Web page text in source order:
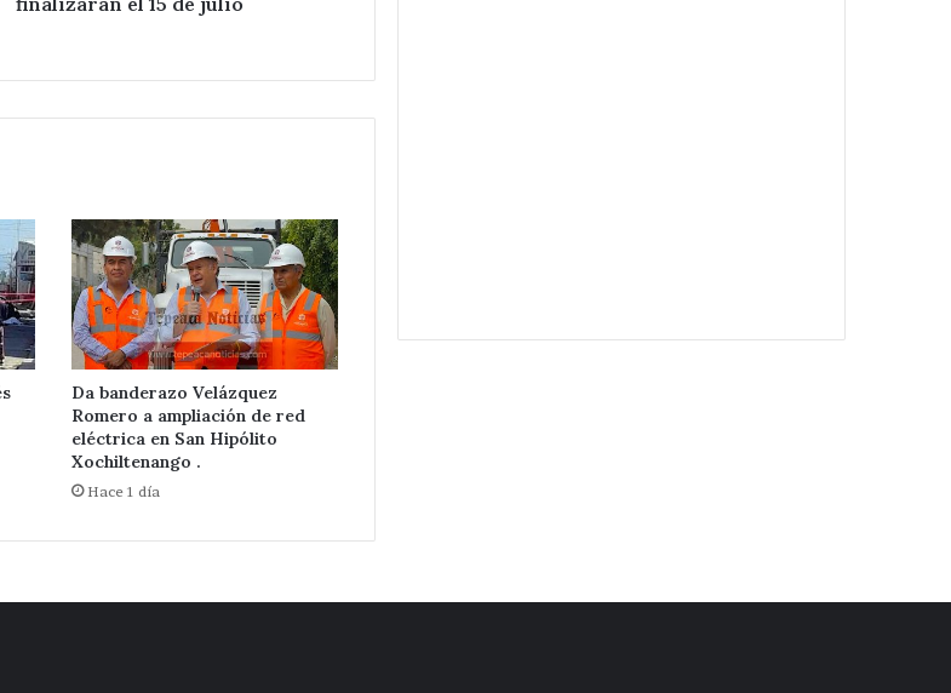
Da banderazo Velázquez
Romero a ampliación de red
eléctrica en San Hipólito
Xochiltenango .
Hace 1 día
Red